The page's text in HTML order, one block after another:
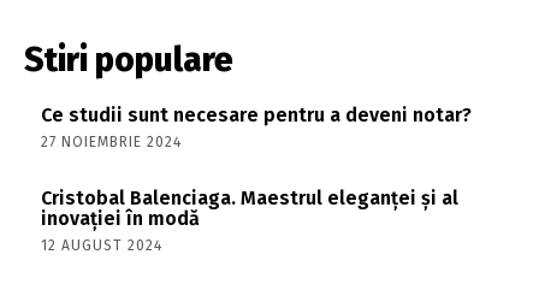
Stiri populare
Ce studii sunt necesare pentru a deveni notar?
27 NOIEMBRIE 2024
Cristobal Balenciaga. Maestrul eleganței și al
inovației în modă
12 AUGUST 2024